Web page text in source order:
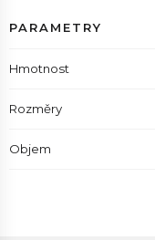
PARAMETRY
Hmotnost
Rozměry
Objem